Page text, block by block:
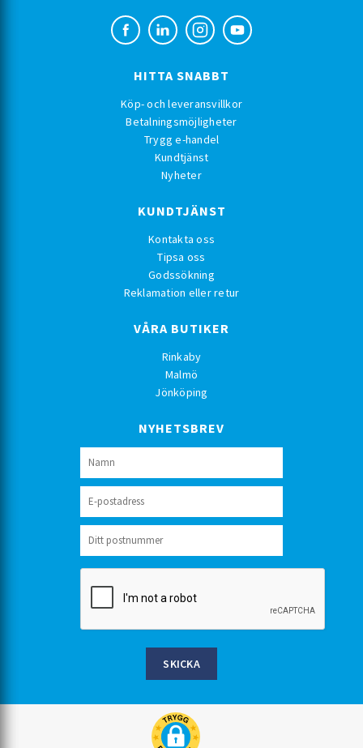
HITTA SNABBT
Köp- och leveransvillkor
Betalningsmöjligheter
Trygg e-handel
Kundtjänst
Nyheter
KUNDTJÄNST
Kontakta oss
Tipsa oss
Godssökning
Reklamation eller retur
VÅRA BUTIKER
Rinkaby
Malmö
Jönköping
NYHETSBREV
SKICKA